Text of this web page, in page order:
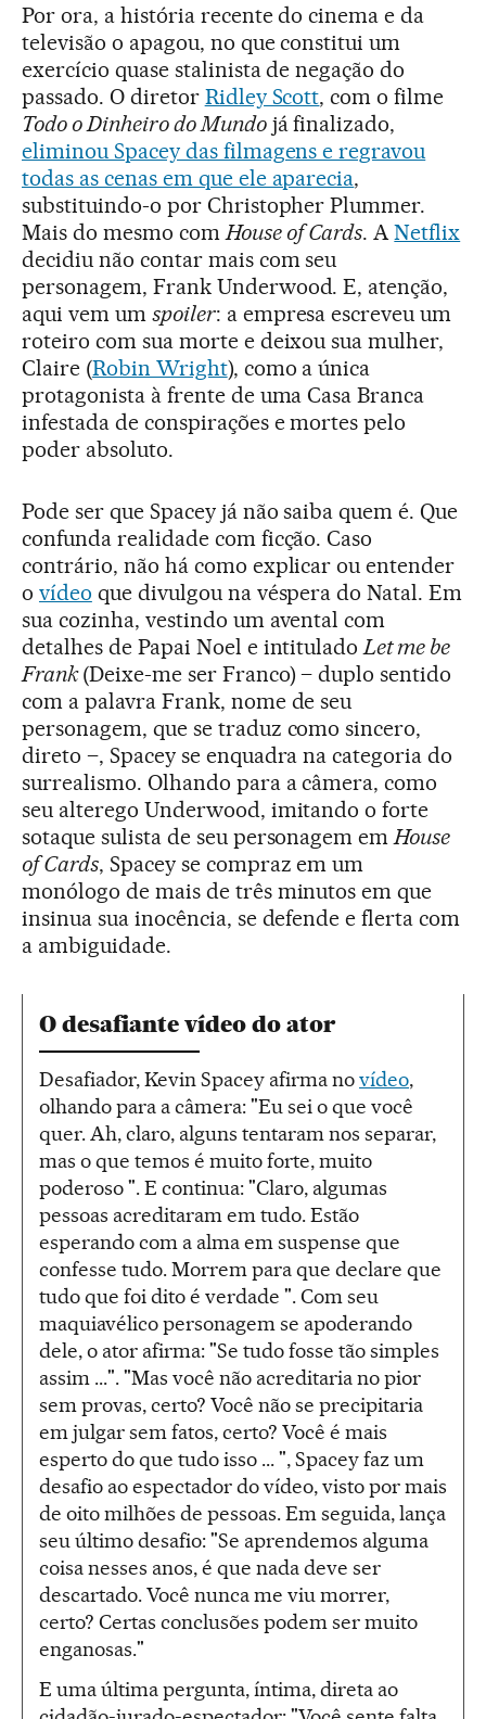
Por ora, a história recente do cinema e da
televisão o apagou, no que constitui um
exercício quase stalinista de negação do
passado. O diretor Ridley Scott, com o filme
Todo o Dinheiro do Mundojá finalizado,
eliminou Spacey das filmagens e regravou
todas as cenas em que ele aparecia,
substituindo-o por Christopher Plummer.
Mais do mesmo com House of Cards. ANetflix
decidiu não contar mais com seu
personagem, Frank Underwood. E, atenção,
aqui vem um spoiler: a empresa escreveu um
roteiro com sua morte e deixou sua mulher,
Claire (Robin Wright), como a única
protagonista à frente de uma Casa Branca
infestada de conspirações e mortes pelo
poder absoluto.
Pode ser que Spacey já não saiba quem é. Que
confunda realidade com ficção. Caso
contrário, não há como explicar ou entender
o vídeo que divulgou na véspera do Natal. Em
sua cozinha, vestindo um avental com
detalhes de Papai Noel e intitulado Let me be
Frank(Deixe-me ser Franco) – duplo sentido
com a palavra Frank, nome de seu
personagem, que se traduz como sincero,
direto –, Spacey se enquadra na categoria do
surrealismo. Olhando para a câmera, como
seu alterego Underwood, imitando o forte
sotaque sulista de seu personagem em House
of Cards, Spacey se compraz em um
monólogo de mais de três minutos em que
insinua sua inocência, se defende e flerta com
a ambiguidade.
O desafiante vídeo do ator
Desafiador, Kevin Spacey afirma novídeo,
olhando para a câmera: "Eu sei o que você
quer. Ah, claro, alguns tentaram nos separar,
mas o que temos é muito forte, muito
poderoso ". E continua: "Claro, algumas
pessoas acreditaram em tudo. Estão
esperando com a alma em suspense que
confesse tudo. Morrem para que declare que
tudo que foi dito é verdade ". Com seu
maquiavélico personagem se apoderando
dele, o ator afirma: "Se tudo fosse tão simples
assim ...". "Mas você não acreditaria no pior
sem provas, certo? Você não se precipitaria
em julgar sem fatos, certo? Você é mais
esperto do que tudo isso ... ", Spacey faz um
desafio ao espectador do vídeo, visto por mais
de oito milhões de pessoas. Em seguida, lança
seu último desafio: "Se aprendemos alguma
coisa nesses anos, é que nada deve ser
descartado. Você nunca me viu morrer,
certo? Certas conclusões podem ser muito
enganosas."
E uma última pergunta, íntima, direta ao